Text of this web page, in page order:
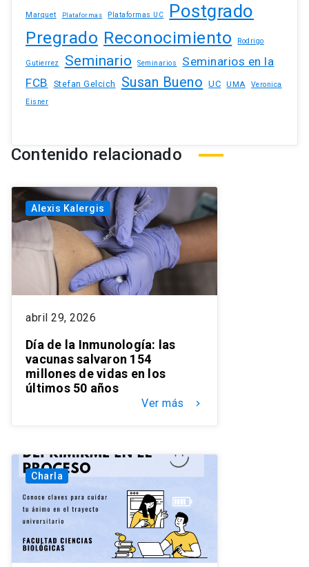
Marquet Plataformas Plataformas UC Postgrado
Pregrado Reconocimiento Rodrigo
Gutierrez Seminario Seminarios
Seminarios en la
FCB
Stefan Gelcich Susan Bueno UC UMA
Veronica
Eisner
Contenido relacionado
Alexis Kalergis
abril 29, 2026
Día de la Inmunología: las
vacunas salvaron 154
millones de vidas en los
últimos 50 años
Ver más keyboard_arrow_right
Charla